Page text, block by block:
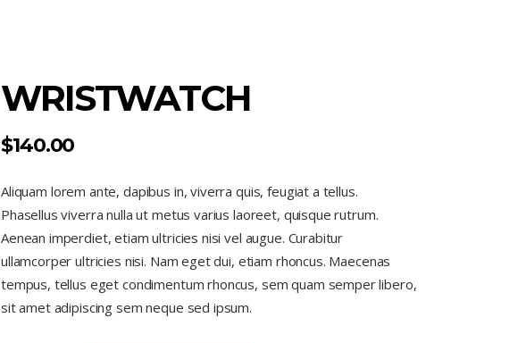
WRISTWATCH
$140.00
Aliquam lorem ante, dapibus in, viverra quis, feugiat a tellus.
Phasellus viverra nulla ut metus varius laoreet, quisque rutrum.
Aenean imperdiet, etiam ultricies nisi vel augue. Curabitur
ullamcorper ultricies nisi. Nam eget dui, etiam rhoncus. Maecenas
tempus, tellus eget condimentum rhoncus, sem quam semper libero,
sit amet adipiscing sem neque sed ipsum.